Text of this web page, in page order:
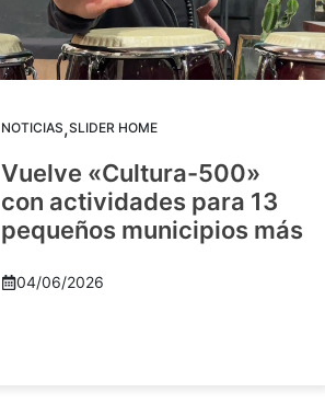
NOTICIAS,SLIDER HOME
Vuelve «Cultura-500»
con actividades para 13
pequeños municipios más
04/06/2026